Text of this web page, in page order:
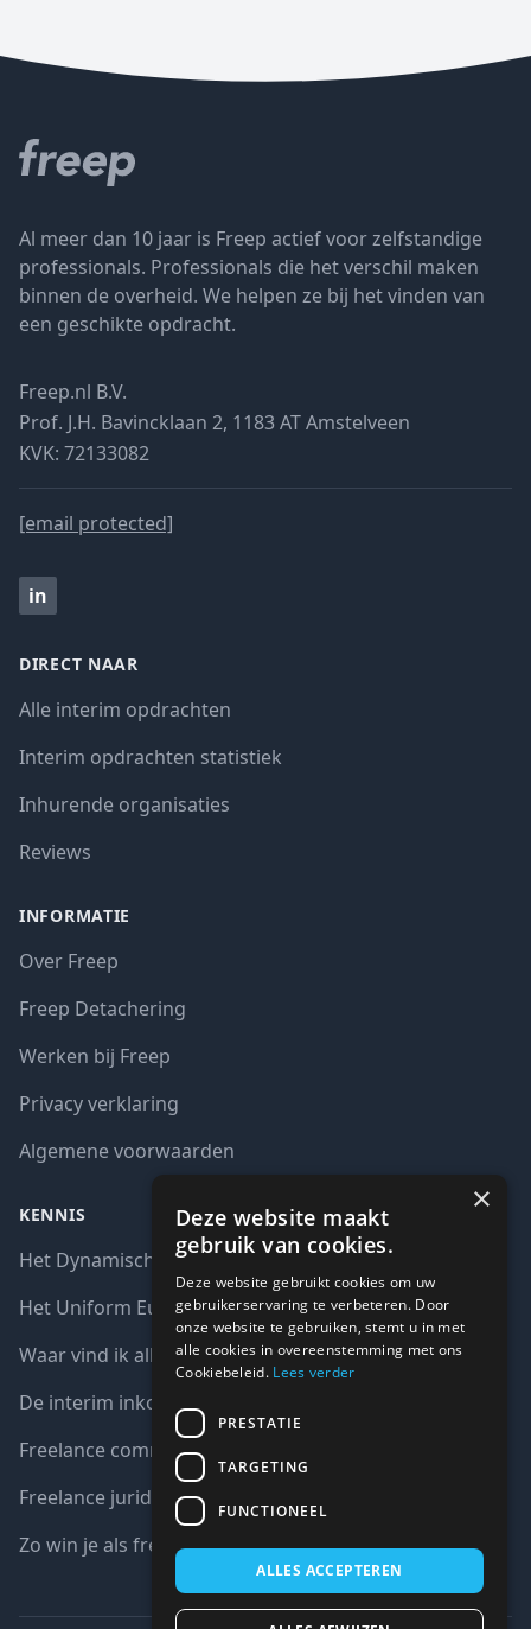
Al meer dan 10 jaar is Freep actief voor zelfstandige
professionals. Professionals die het verschil maken
binnen de overheid. We helpen ze bij het vinden van
een geschikte opdracht.
Freep.nl B.V.
Prof. J.H. Bavincklaan 2, 1183 AT Amstelveen
KVK: 72133082
[email protected]
in
DIRECT NAAR
Alle interim opdrachten
Interim opdrachten statistiek
Inhurende organisaties
Reviews
INFORMATIE
Over Freep
Freep Detachering
Werken bij Freep
Privacy verklaring
Algemene voorwaarden
KENNIS
Het Dynamisch aankoopsysteem (DAS)
Het Uniform Europees Aanbestedingsdocument (UEA)
Waar vind ik alle interim opdrachten bij de overheid?
De interim inkoop markt in cijfers
Freelance communicatie vacatures
Freelance juridische vacatures
Zo win je als freelancer een aanbesteding
×
Deze website maakt
gebruik van cookies.
Deze website gebruikt cookies om uw
gebruikerservaring te verbeteren. Door
onze website te gebruiken, stemt u in met
alle cookies in overeenstemming met ons
Cookiebeleid. Lees verder
PRESTATIE
TARGETING
FUNCTIONEEL
ALLES ACCEPTEREN